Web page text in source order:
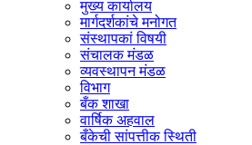
मुख्य कार्यालय
मार्गदर्शकांचे मनोगत
संस्थापकां विषयी
संचालक मंडळ
व्यवस्थापन मंडळ
विभाग
बँक शाखा
वार्षिक अहवाल
बँकेची सांपत्तीक स्थिती